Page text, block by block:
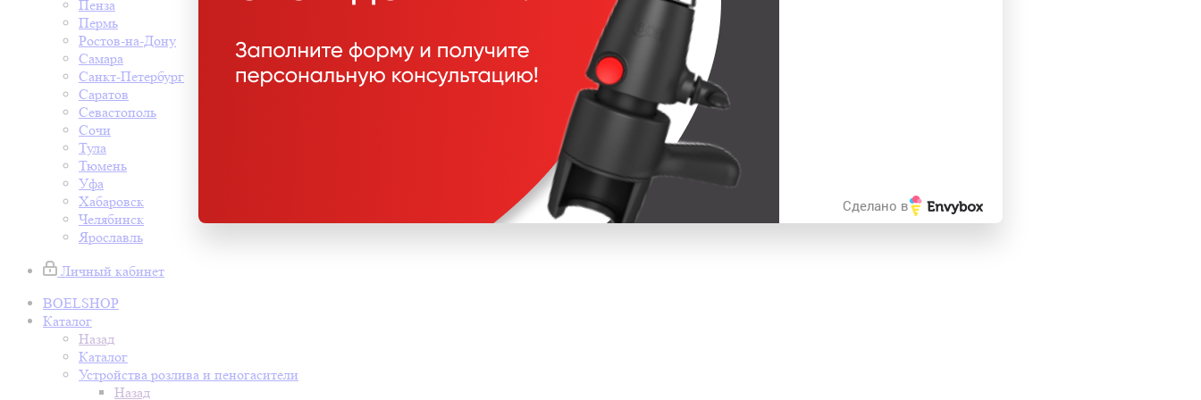
Пенза
Пермь
Ростов-на-Дону
Самара
Санкт-Петербург
Саратов
Севастополь
Сочи
Тула
Тюмень
Уфа
Хабаровск
Челябинск
Ярославль
Личный кабинет
BOELSHOP
Каталог
Назад
Каталог
Устройства розлива и пеногасители
Назад
Сделано в